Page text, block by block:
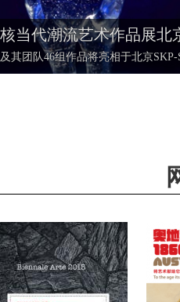
当代潮流艺术作品展北
团队46组作品将亮相于北京SKP-